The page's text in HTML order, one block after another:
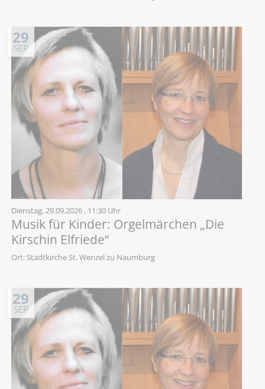
29
SEP
Dienstag,29.09.2026 , 11:30 Uhr
Musik für Kinder: Orgelmärchen „Die
Kirschin Elfriede“
Ort: Stadtkirche St. Wenzel zu Naumburg
29
SEP